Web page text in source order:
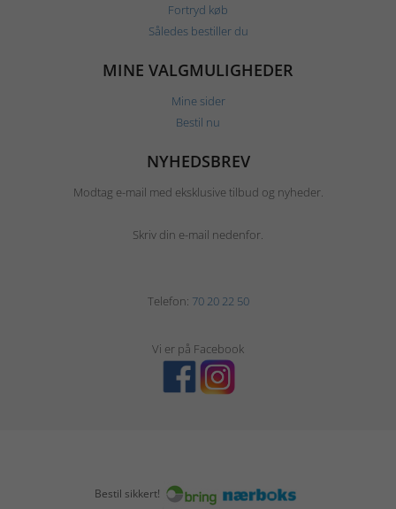
Fortryd køb
Således bestiller du
MINE VALGMULIGHEDER
Mine sider
Bestil nu
NYHEDSBREV
Modtag e-mail med eksklusive tilbud og nyheder.
Skriv din e-mail nedenfor.
Telefon: 70 20 22 50
Vi er på Facebook
Bestil sikkert!